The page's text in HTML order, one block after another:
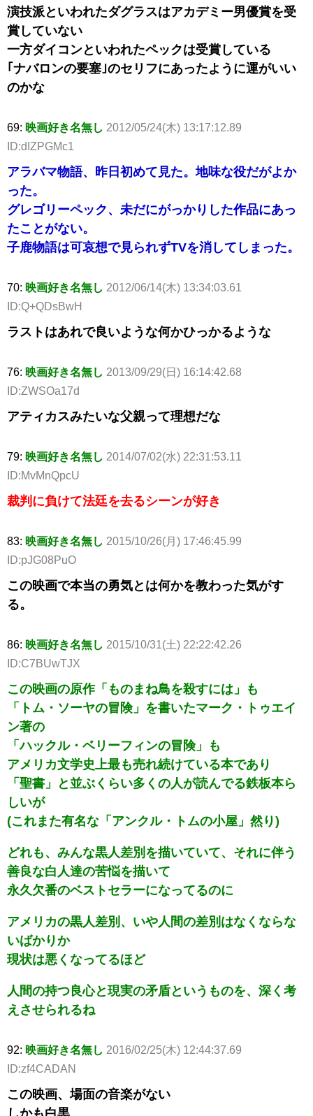
演技派といわれたダグラスはアカデミー男優賞を受
賞していない
一方ダイコンといわれたペックは受賞している
｢ナバロンの要塞｣のセリフにあったように運がいい
のかな
69: 映画好き名無し 2012/05/24(木) 13:17:12.89
ID:dIZPGMc1
アラバマ物語、昨日初めて見た。地味な役だがよか
った。
グレゴリーペック、未だにがっかりした作品にあっ
たことがない。
子鹿物語は可哀想で見られずTVを消してしまった。
70: 映画好き名無し 2012/06/14(木) 13:34:03.61
ID:Q+QDsBwH
ラストはあれで良いような何かひっかるような
76: 映画好き名無し 2013/09/29(日) 16:14:42.68
ID:ZWSOa17d
アティカスみたいな父親って理想だな
79: 映画好き名無し 2014/07/02(水) 22:31:53.11
ID:MvMnQpcU
裁判に負けて法廷を去るシーンが好き
83: 映画好き名無し 2015/10/26(月) 17:46:45.99
ID:pJG08PuO
この映画で本当の勇気とは何かを教わった気がす
る。
86: 映画好き名無し 2015/10/31(土) 22:22:42.26
ID:C7BUwTJX
この映画の原作「ものまね鳥を殺すには」も
「トム・ソーヤの冒険」を書いたマーク・トゥエイ
ン著の
「ハックル・ベリーフィンの冒険」も
アメリカ文学史上最も売れ続けている本であり
「聖書」と並ぶくらい多くの人が読んでる鉄板本ら
しいが
(これまた有名な「アンクル・トムの小屋」然り)
どれも、みんな黒人差別を描いていて、それに伴う
善良な白人達の苦悩を描いて
永久欠番のベストセラーになってるのに
アメリカの黒人差別、いや人間の差別はなくならな
いばかりか
現状は悪くなってるほど
人間の持つ良心と現実の矛盾というものを、深く考
えさせられるね
92: 映画好き名無し 2016/02/25(木) 12:44:37.69
ID:zf4CADAN
この映画、場面の音楽がない
しかも白黒